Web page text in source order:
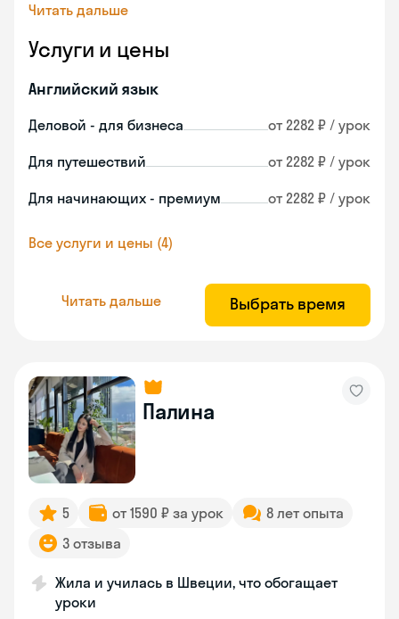
Читать дальше
Услуги и цены
Английский язык
Деловой - для бизнеса от 2282 ₽ / урок
Для путешествий от 2282 ₽ / урок
Для начинающих - премиум от 2282 ₽ / урок
Все услуги и цены (4)
Читать дальше Выбрать время
Палина
5 от 1590 ₽ за урок
8 лет опыта
3 отзыва
Жила и училась в Швеции, что обогащает
уроки